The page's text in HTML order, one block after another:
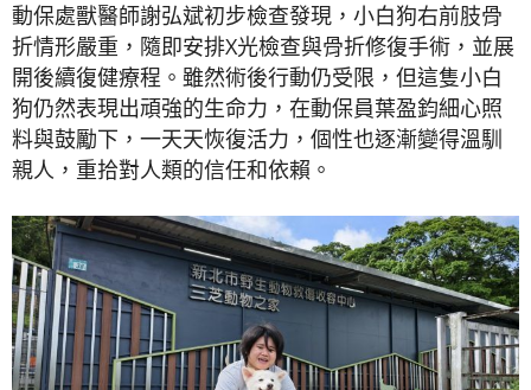
動保處獸醫師謝弘斌初步檢查發現，小白狗右前肢骨
折情形嚴重，隨即安排X光檢查與骨折修復手術，並展
開後續復健療程。雖然術後行動仍受限，但這隻小白
狗仍然表現出頑強的生命力，在動保員葉盈鈞細心照
料與鼓勵下，一天天恢復活力，個性也逐漸變得溫馴
親人，重拾對人類的信任和依賴。